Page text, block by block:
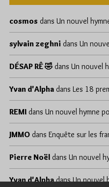
cosmos dans Un nouvel
sylvain zeghni dans Un
DÉSAP RÊ 🤣 dans Un nouvel
Yvan d'Alpha dans Les 18
REMI dans Un nouvel hymne
JMMO dans Enquête sur les
Pierre Noël dans Un nouvel
Yvan d'AlphadansUn nouvel